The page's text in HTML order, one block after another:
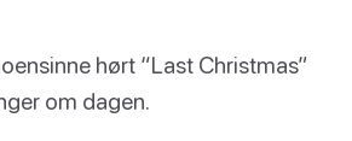
hørt “Last Christmas”
om dagen.